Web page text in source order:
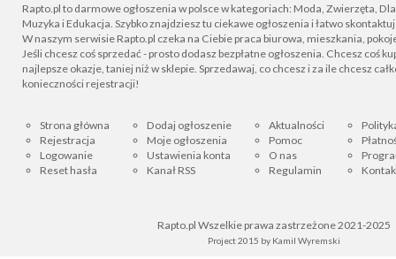
Rapto.pl to darmowe ogłoszenia w polsce w kategoriach: Moda, Zwierzęta, Dla
Muzyka i Edukacja. Szybko znajdziesz tu ciekawe ogłoszenia i łatwo
W naszym serwisie Rapto.pl czeka na Ciebie praca biurowa, mieszkania,
Jeśli chcesz coś sprzedać - prosto dodasz bezpłatne ogłoszenia. Chcesz coś
najlepsze okazje, taniej niż w sklepie. Sprzedawaj, co chcesz i za ile chcesz
konieczności rejestracji!
Strona główna
Rejestracja
Logowanie
Reset hasła
Dodaj ogłoszenie
Moje ogłoszenia
Ustawienia konta
Kanał RSS
Aktualności
Pomoc
O nas
Regulamin
Rapto.pl Wszelkie prawa zastrzeżone 2021-2025
Project 2015 by Kamil Wyremski